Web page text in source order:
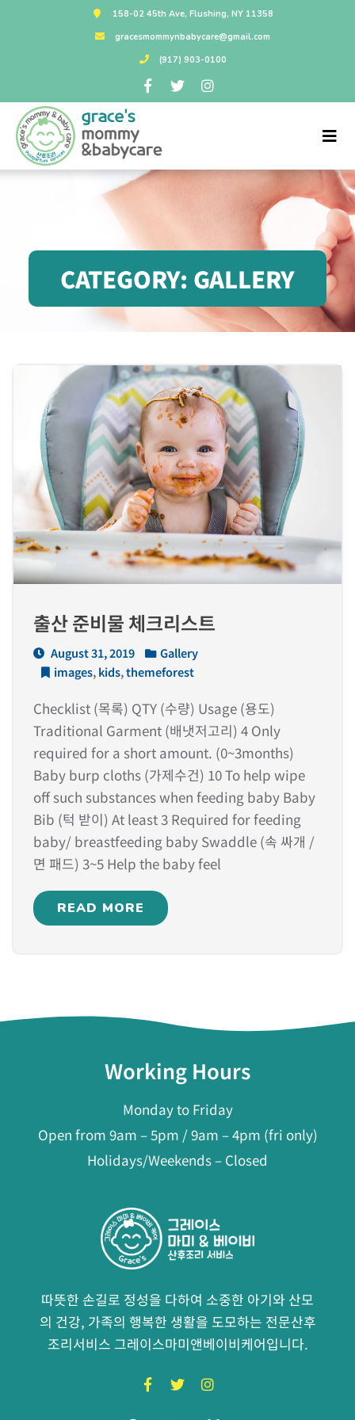
158-02 45th Ave, Flushing, NY 11358
gracesmommynbabycare@gmail.com
(917) 903-0100
CATEGORY: GALLERY
출산 준비물 체크리스트
August 31, 2019
Gallery
images,kids,themeforest
Checklist (목록) QTY (수량) Usage (용도)
Traditional Garment (배냇저고리) 4 Only
required for a short amount. (0~3months)
Baby burp cloths (가제수건) 10 To help wipe
off such substances when feeding baby Baby
Bib (턱 받이) At least 3 Required for feeding
baby/ breastfeeding baby Swaddle (속 싸개 /
면 패드) 3~5 Help the baby feel
READ MORE
Working Hours
Monday to Friday
Open from 9am – 5pm / 9am – 4pm (fri only)
Holidays/Weekends – Closed
따뜻한 손길로 정성을 다하여 소중한 아기와 산모
의 건강, 가족의 행복한 생활을 도모하는 전문산후
조리서비스 그레이스마미앤베이비케어입니다.